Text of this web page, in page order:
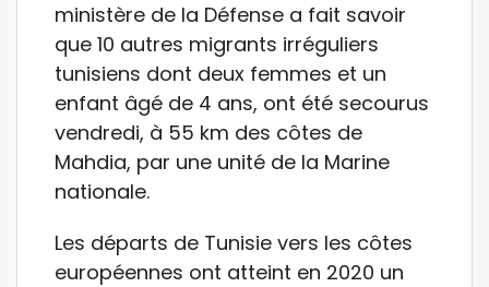
ministère de la Défense a fait savoir
que 10 autres migrants irréguliers
tunisiens dont deux femmes et un
enfant âgé de 4 ans, ont été secourus
vendredi, à 55 km des côtes de
Mahdia, par une unité de la Marine
nationale.
Les départs de Tunisie vers les côtes
européennes ont atteint en 2020 un